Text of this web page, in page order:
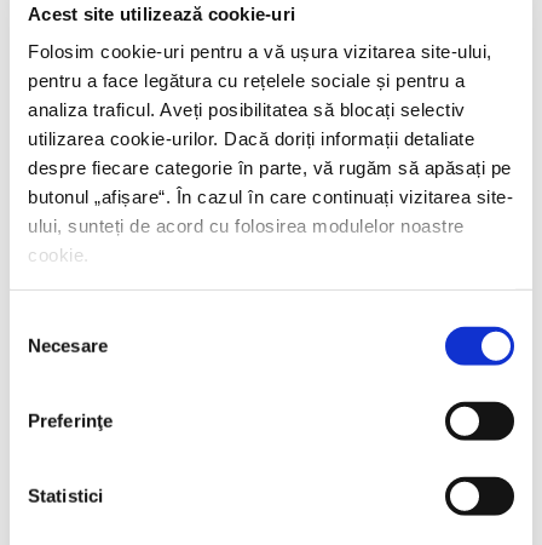
Acest site utilizează cookie-uri
Folosim cookie-uri pentru a vă ușura vizitarea site-ului,
pentru a face legătura cu rețelele sociale și pentru a
analiza traficul. Aveți posibilitatea să blocați selectiv
utilizarea cookie-urilor. Dacă doriți informații detaliate
despre fiecare categorie în parte, vă rugăm să apăsați pe
butonul „afișare“. În cazul în care continuați vizitarea site-
ului, sunteți de acord cu folosirea modulelor noastre
cookie.
consimțământului
Necesare
Preferinţe
Statistici
Octavian Pantiş, Time management